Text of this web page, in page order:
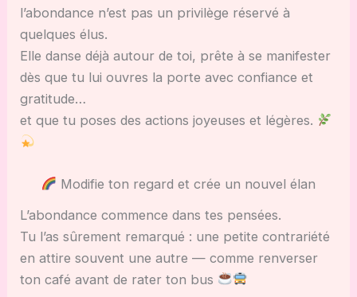
l’abondance n’est pas un privilège réservé à
quelques élus.
Elle danse déjà autour de toi, prête à se manifester
dès que tu lui ouvres la porte avec confiance et
gratitude…
et que tu poses des actions joyeuses et légères.
Modifie ton regard et crée un nouvel élan
L’abondance commence dans tes pensées.
Tu l’as sûrement remarqué : une petite contrariété
en attire souvent une autre — comme renverser
ton café avant de rater ton bus